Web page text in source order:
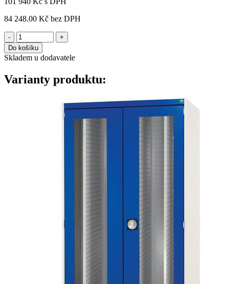
84 248.00 Kč bez DPH
-
+
Do košíku
Skladem u dodavatele
Varianty produktu: